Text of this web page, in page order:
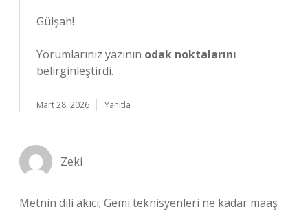
Gülşah!
Yorumlarınız yazının odak noktalarını
belirginleştirdi.
Mart 28, 2026 Yanıtla
Zeki
Metnin dili akıcı; Gemi teknisyenleri ne kadar maaş